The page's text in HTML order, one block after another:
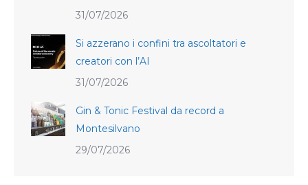
31/07/2026
Si azzerano i confini tra ascoltatori e
creatori con l’AI
31/07/2026
Gin & Tonic Festival da record a
Montesilvano
29/07/2026